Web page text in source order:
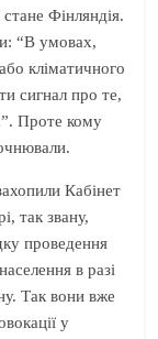
Фінляндія.
“В умовах,
кліматичного
сигнал про те,
Проте кому
Кабінет
так звану,
проведення
в разі
Так вони вже
у